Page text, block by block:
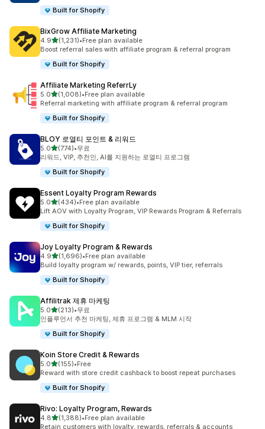
Built for Shopify
BixGrow Affiliate Marketing
4.9별 5개 중
(1,231)
총 리뷰 1231개
•Free plan available
Boost referral sales with affiliate program & referral program
Built for Shopify
Affiliate Marketing ReferrLy
5.0별 5개 중
(1,008)
총 리뷰 1008개
•Free plan available
Referral marketing with affiliate program & referral program
Built for Shopify
BLOY 로열티 포인트 & 리워드
5.0별 5개 중
(774)
총 리뷰 774개
•무료
리워드, VIP, 추천인, AI를 지원하는 로열티 프로그램
Built for Shopify
Essent Loyalty Program Rewards
5.0별 5개 중
(434)
총 리뷰 434개
•Free plan available
Lift AOV with Loyalty Program, VIP Rewards Program & Referrals
Built for Shopify
Joy Loyalty Program & Rewards
4.9별 5개 중
(1,696)
총 리뷰 1696개
•Free plan available
Build loyalty program w/ rewards, points, VIP tier, referrals
Built for Shopify
Affilitrak 제휴 마케팅
5.0별 5개 중
(213)
총 리뷰 213개
•무료
인플루언서 추천 마케팅, 제휴 프로그램 & MLM 시작
Built for Shopify
Koin Store Credit & Rewards
5.0별 5개 중
(155)
총 리뷰 155개
•Free
Reward with store credit cashback to boost repeat purchases
Built for Shopify
Rivo: Loyalty Program, Rewards
4.8별 5개 중
(1,388)
총 리뷰 1388개
•Free plan available
Retain customers with loyalty, rewards, referrals & accounts